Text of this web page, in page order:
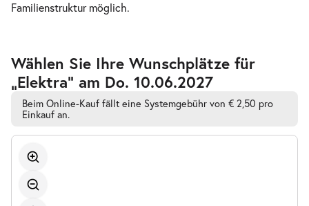
Elektra
So.
20.06.2027
So. 20.06.2027
15:00–16:45 Uhr
Tickets
Familienstruktur möglich.
Wählen Sie Ihre Wunschplätze für
„Elektra” am Do. 10.06.2027
Beim Online-Kauf fällt eine Systemgebühr von € 2,50 pro
Einkauf an.
Zur
barrierefreien
automatischen
Bestplatzwahl